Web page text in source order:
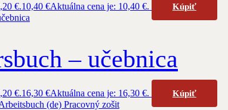
€.10,40 €Aktuálna cena je: 10,40 €. Kúpiť
– učebnica
€.16,30 €Aktuálna cena je: 16,30 €. Kúpiť